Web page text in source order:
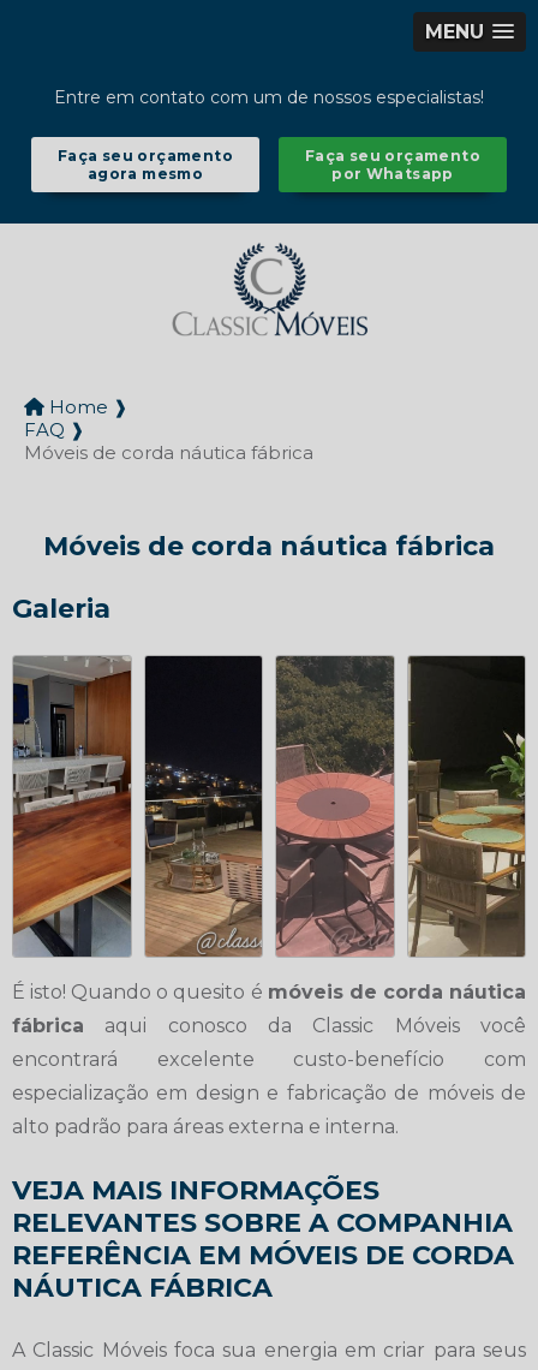
MENU
Entre em contato com um de nossos especialistas!
Faça seu orçamento
agora mesmo
Faça seu orçamento
por Whatsapp
Home ❱
FAQ ❱
Móveis de corda náutica fábrica
Móveis de corda náutica fábrica
Galeria
É isto! Quando o quesito é móveis de corda náutica
fábrica aqui conosco da Classic Móveis você
encontrará excelente custo-benefício com
especialização em design e fabricação de móveis de
alto padrão para áreas externa e interna.
VEJA MAIS INFORMAÇÕES
RELEVANTES SOBRE A COMPANHIA
REFERÊNCIA EM MÓVEIS DE CORDA
NÁUTICA FÁBRICA
A Classic Móveis foca sua energia em criar para seus